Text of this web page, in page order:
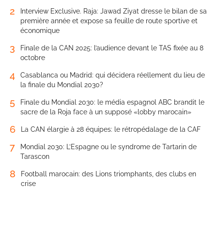
2
Interview Exclusive. Raja: Jawad Ziyat dresse le bilan de sa
première année et expose sa feuille de route sportive et
économique
3
Finale de la CAN 2025: l’audience devant le TAS fixée au 8
octobre
4
Casablanca ou Madrid: qui décidera réellement du lieu de
la finale du Mondial 2030?
5
Finale du Mondial 2030: le média espagnol ABC brandit le
sacre de la Roja face à un supposé «lobby marocain»
6 La CAN élargie à 28 équipes: le rétropédalage de la CAF
7
Mondial 2030: L’Espagne ou le syndrome de Tartarin de
Tarascon
8
Football marocain: des Lions triomphants, des clubs en
crise